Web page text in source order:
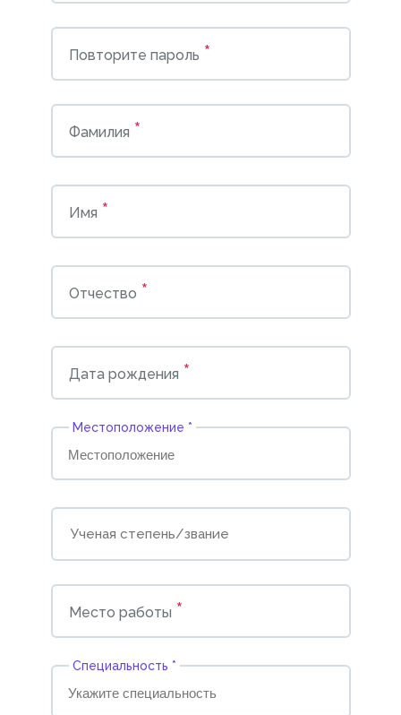
Повторите пароль *
Фамилия *
Имя *
Отчество *
Дата рождения *
Местоположение *
Место работы *
Cпециальность *